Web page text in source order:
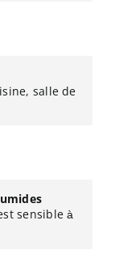
salle de
sensible à